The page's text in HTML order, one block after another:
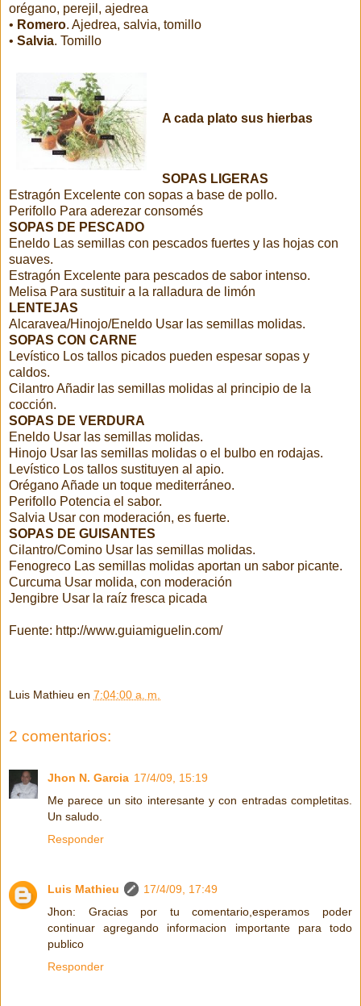
orégano, perejil, ajedrea
• Romero. Ajedrea, salvia, tomillo
• Salvia. Tomillo
A cada plato sus hierbas
SOPAS LIGERAS
Estragón Excelente con sopas a base de pollo.
Perifollo Para aderezar consomés
SOPAS DE PESCADO
Eneldo Las semillas con pescados fuertes y las hojas con
suaves.
Estragón Excelente para pescados de sabor intenso.
Melisa Para sustituir a la ralladura de limón
LENTEJAS
Alcaravea/Hinojo/Eneldo Usar las semillas molidas.
SOPAS CON CARNE
Levístico Los tallos picados pueden espesar sopas y
caldos.
Cilantro Añadir las semillas molidas al principio de la
cocción.
SOPAS DE VERDURA
Eneldo Usar las semillas molidas.
Hinojo Usar las semillas molidas o el bulbo en rodajas.
Levístico Los tallos sustituyen al apio.
Orégano Añade un toque mediterráneo.
Perifollo Potencia el sabor.
Salvia Usar con moderación, es fuerte.
SOPAS DE GUISANTES
Cilantro/Comino Usar las semillas molidas.
Fenogreco Las semillas molidas aportan un sabor picante.
Curcuma Usar molida, con moderación
Jengibre Usar la raíz fresca picada
Fuente: http://www.guiamiguelin.com/
Luis Mathieu en 7:04:00 a. m.
2 comentarios:
Jhon N. Garcia 17/4/09, 15:19
Me parece un sito interesante y con entradas completitas.
Un saludo.
Responder
Luis Mathieu
17/4/09, 17:49
Jhon: Gracias por tu comentario,esperamos poder
continuar agregando informacion importante para todo
publico
Responder